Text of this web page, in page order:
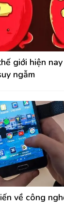
giới hiện
ngẫm
về công